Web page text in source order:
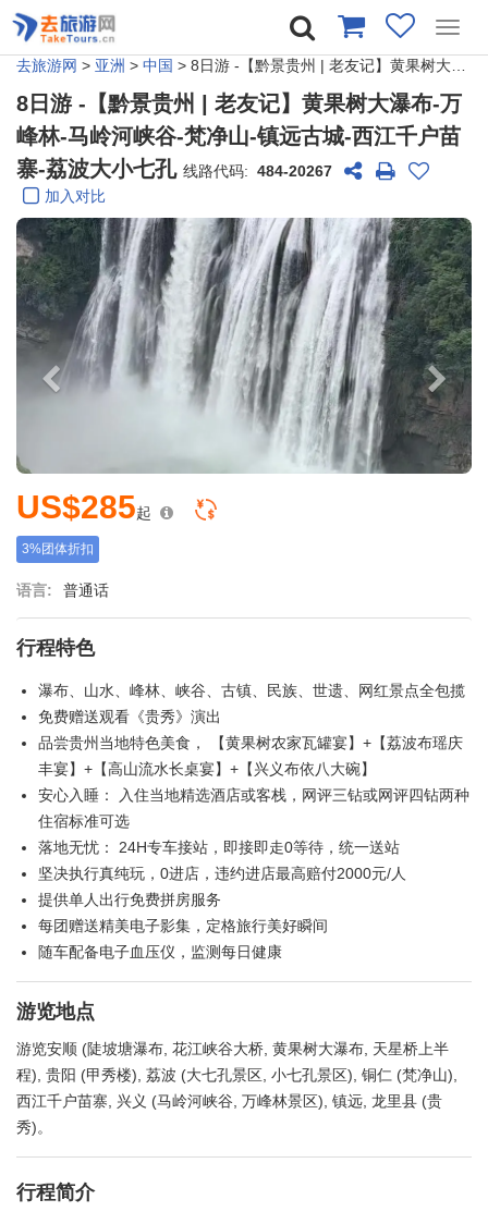
去旅游网 > 亚洲 > 中国 > 8日游 -【黔景贵州 | 老友记】黄果树大瀑布-万峰林-马岭河峡谷-梵净山-镇远古城-西江千户苗寨-荔波大小七孔
8日游 -【黔景贵州 | 老友记】黄果树大瀑布-万
峰林-马岭河峡谷-梵净山-镇远古城-西江千户苗
寨-荔波大小七孔 线路代码: 484-20267
加入对比
US$285起
3%团体折扣
语言: 普通话
行程特色
瀑布、山水、峰林、峡谷、古镇、民族、世遗、网红景点全包揽
免费赠送观看《贵秀》演出
品尝贵州当地特色美食， 【黄果树农家瓦罐宴】+【荔波布瑶庆
丰宴】+【高山流水长桌宴】+【兴义布依八大碗】
安心入睡： 入住当地精选酒店或客栈，网评三钻或网评四钻两种
住宿标准可选
落地无忧： 24H专车接站，即接即走0等待，统一送站
坚决执行真纯玩，0进店，违约进店最高赔付2000元/人
提供单人出行免费拼房服务
每团赠送精美电子影集，定格旅行美好瞬间
随车配备电子血压仪，监测每日健康
游览地点
游览安顺 (陡坡塘瀑布, 花江峡谷大桥, 黄果树大瀑布, 天星桥上半
程), 贵阳 (甲秀楼), 荔波 (大七孔景区, 小七孔景区), 铜仁 (梵净山),
西江千户苗寨, 兴义 (马岭河峡谷, 万峰林景区), 镇远, 龙里县 (贵
秀)。
行程简介